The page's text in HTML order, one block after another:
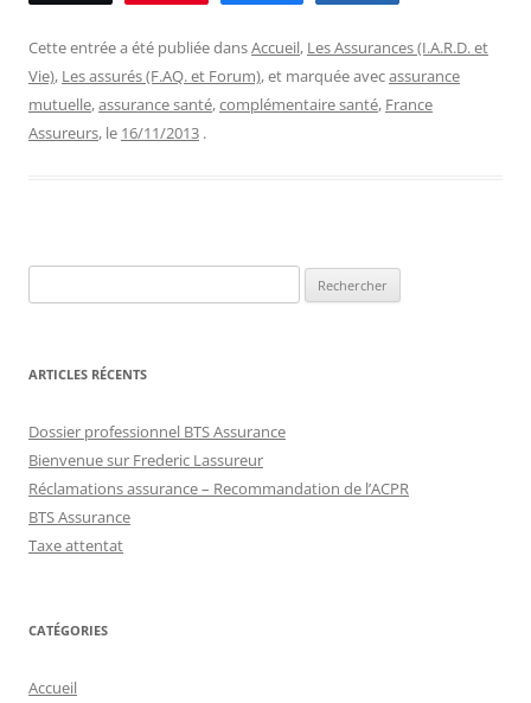
Cette entrée a été publiée dansAccueil, Les Assurances (I.A.R.D. et
Vie), Les assurés (F.AQ. et Forum), et marquée avecassurance
mutuelle,assurance santé,complémentaire santé, France
Assureurs, le 16/11/2013 .
ARTICLES RÉCENTS
Dossier professionnel BTS Assurance
Bienvenue sur Frederic Lassureur
Réclamations assurance – Recommandation de l’ACPR
BTS Assurance
Taxe attentat
CATÉGORIES
Accueil